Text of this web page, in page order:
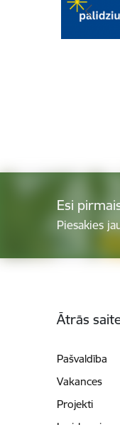
Esi
Piesakies
Ātrās
Pašvaldība
Vakances
Projekti